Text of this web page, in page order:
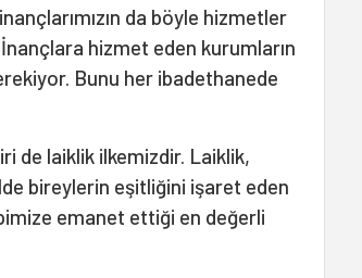
da böyle hizmetler
hizmet eden kurumların
Bunu her ibadethanede
de laiklik ilkemizdir. Laiklik,
bireylerin eşitliğini işaret eden
emanet ettiği en değerli